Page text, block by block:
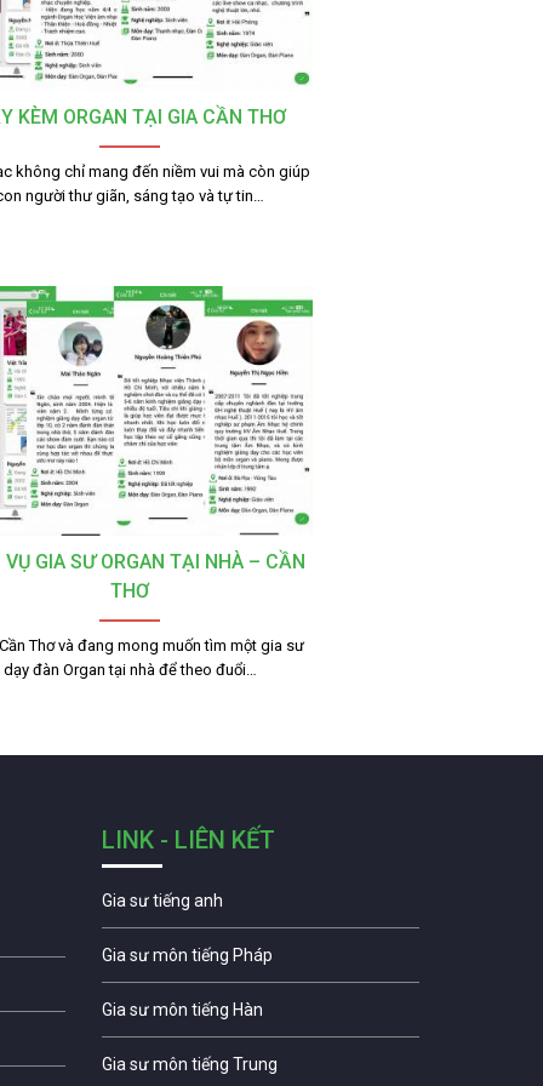
KÈM ORGAN TẠI GIA CẦN THƠ
không chỉ mang đến niềm vui mà còn giúp
người thư giãn, sáng tạo và tự tin…
GIA SƯ ORGAN TẠI NHÀ – CẦN
THƠ
Thơ và đang mong muốn tìm một gia sư
dạy đàn Organ tại nhà để theo đuổi…
LINK - LIÊN KẾT
Gia sư tiếng anh
Gia sư môn tiếng Pháp
Gia sư môn tiếng Hàn
Gia sư môn tiếng Trung